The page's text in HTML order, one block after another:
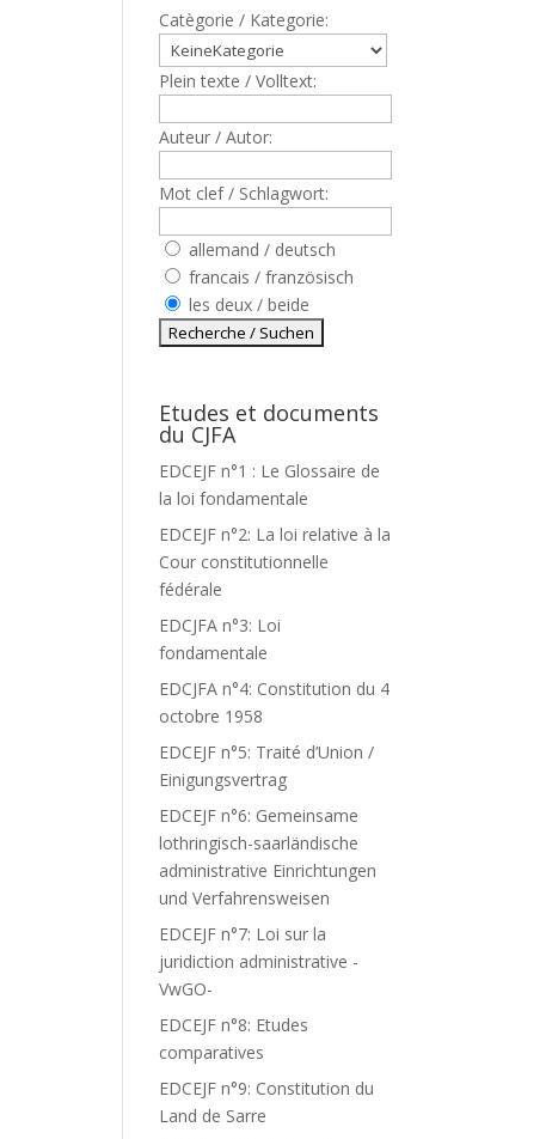
Catègorie / Kategorie:
Plein texte / Volltext:
Auteur / Autor:
Mot clef / Schlagwort:
allemand / deutsch
francais / französisch
les deux / beide
Etudes et documents
du CJFA
EDCEJF n°1 : Le Glossaire de
la loi fondamentale
EDCEJF n°2: La loi relative à la
Cour constitutionnelle
fédérale
EDCJFA n°3: Loi
fondamentale
EDCJFA n°4: Constitution du 4
octobre 1958
EDCEJF n°5: Traité d’Union /
Einigungsvertrag
EDCEJF n°6: Gemeinsame
lothringisch-saarländische
administrative Einrichtungen
und Verfahrensweisen
EDCEJF n°7: Loi sur la
juridiction administrative -
VwGO-
EDCEJF n°8: Etudes
comparatives
EDCEJF n°9: Constitution du
Land de Sarre